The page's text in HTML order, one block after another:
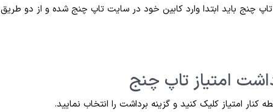
چنج باید ابتدا وارد کابین خود در سایت تاپ چنج شده و از دو طریق